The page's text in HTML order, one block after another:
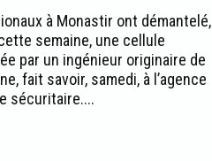
à Monastir ont démantelé,
semaine, une cellule
par un ingénieur originaire de
fait savoir, samedi, à l’agence
sécuritaire....